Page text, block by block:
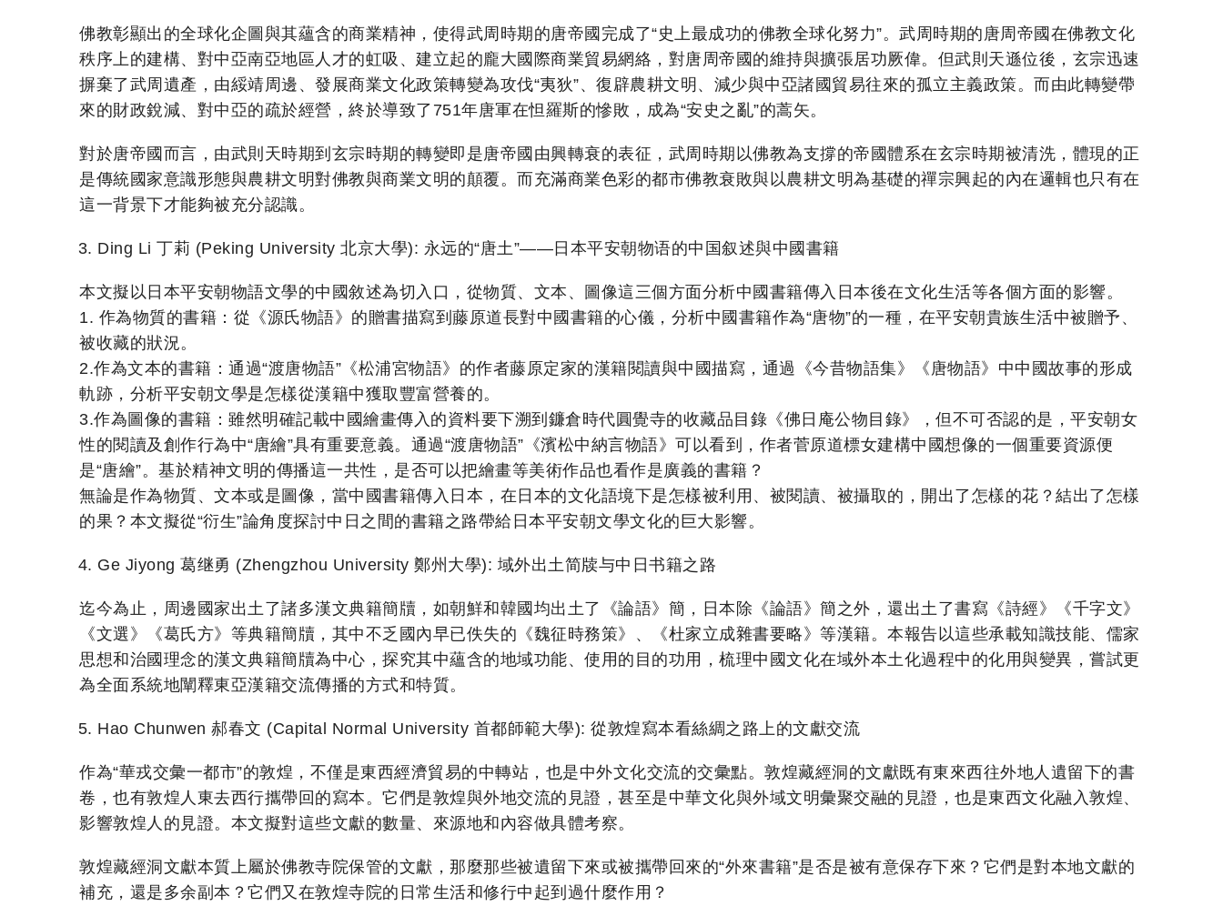
佛教彰顯出的全球化企圖與其蘊含的商業精神，使得武周時期的唐帝國完成了“史上最成功的佛教全球化努力”。武周時期的唐周帝國在佛教文化
秩序上的建構、對中亞南亞地區人才的虹吸、建立起的龐大國際商業貿易網絡，對唐周帝國的維持與擴張居功厥偉。但武則天遜位後，玄宗迅速
摒棄了武周遺產，由綏靖周邊、發展商業文化政策轉變為攻伐“夷狄”、復辟農耕文明、減少與中亞諸國貿易往來的孤立主義政策。而由此轉變帶
來的財政銳減、對中亞的疏於經營，終於導致了751年唐軍在怛羅斯的慘敗，成為“安史之亂”的蒿矢。
對於唐帝國而言，由武則天時期到玄宗時期的轉變即是唐帝國由興轉衰的表征，武周時期以佛教為支撐的帝國體系在玄宗時期被清洗，體現的正
是傳統國家意識形態與農耕文明對佛教與商業文明的顛覆。而充滿商業色彩的都市佛教衰敗與以農耕文明為基礎的禪宗興起的內在邏輯也只有在
這一背景下才能夠被充分認識。
Ding Li 丁莉 (Peking University 北京大學): 永远的“唐土”——日本平安朝物语的中国叙述與中國書籍
本文擬以日本平安朝物語文學的中國敘述為切入口，從物質、文本、圖像這三個方面分析中國書籍傳入日本後在文化生活等各個方面的影響。
1. 作為物質的書籍：從《源氏物語》的贈書描寫到藤原道長對中國書籍的心儀，分析中國書籍作為“唐物”的一種，在平安朝貴族生活中被贈予、
被收藏的狀況。
2.作為文本的書籍：通過“渡唐物語”《松浦宮物語》的作者藤原定家的漢籍閱讀與中國描寫，通過《今昔物語集》《唐物語》中中國故事的形成
軌跡，分析平安朝文學是怎樣從漢籍中獲取豐富營養的。
3.作為圖像的書籍：雖然明確記載中國繪畫傳入的資料要下溯到鐮倉時代圓覺寺的收藏品目錄《佛日庵公物目錄》，但不可否認的是，平安朝女
性的閱讀及創作行為中“唐繪”具有重要意義。通過“渡唐物語”《濱松中納言物語》可以看到，作者菅原道標女建構中國想像的一個重要資源便
是“唐繪”。基於精神文明的傳播這一共性，是否可以把繪畫等美術作品也看作是廣義的書籍？
無論是作為物質、文本或是圖像，當中國書籍傳入日本，在日本的文化語境下是怎樣被利用、被閱讀、被攝取的，開出了怎樣的花？結出了怎樣
的果？本文擬從“衍生”論角度探討中日之間的書籍之路帶給日本平安朝文學文化的巨大影響。
Ge Jiyong 葛继勇 (Zhengzhou University 鄭州大學): 域外出土简牍与中日书籍之路
迄今為止，周邊國家出土了諸多漢文典籍簡牘，如朝鮮和韓國均出土了《論語》簡，日本除《論語》簡之外，還出土了書寫《詩經》《千字文》
《文選》《葛氏方》等典籍簡牘，其中不乏國內早已佚失的《魏征時務策》、《杜家立成雜書要略》等漢籍。本報告以這些承載知識技能、儒家
思想和治國理念的漢文典籍簡牘為中心，探究其中蘊含的地域功能、使用的目的功用，梳理中國文化在域外本土化過程中的化用與變異，嘗試更
為全面系統地闡釋東亞漢籍交流傳播的方式和特質。
Hao Chunwen 郝春文 (Capital Normal University 首都師範大學): 從敦煌寫本看絲綢之路上的文獻交流
作為“華戎交彙一都市”的敦煌，不僅是東西經濟貿易的中轉站，也是中外文化交流的交彙點。敦煌藏經洞的文獻既有東來西往外地人遺留下的書
卷，也有敦煌人東去西行攜帶回的寫本。它們是敦煌與外地交流的見證，甚至是中華文化與外域文明彙聚交融的見證，也是東西文化融入敦煌、
影響敦煌人的見證。本文擬對這些文獻的數量、來源地和內容做具體考察。
敦煌藏經洞文獻本質上屬於佛教寺院保管的文獻，那麼那些被遺留下來或被攜帶回來的“外來書籍”是否是被有意保存下來？它們是對本地文獻的
補充，還是多余副本？它們又在敦煌寺院的日常生活和修行中起到過什麼作用？